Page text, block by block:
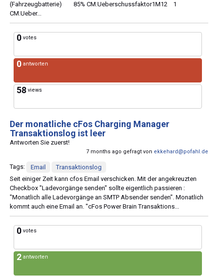
(Fahrzeugbatterie) 85% CM.Ueberschussfaktor1M12 1
CM.Ueber...
0 votes
0 antworten
58 views
Der monatliche cFos Charging Manager
Transaktionslog ist leer
Antworten Sie zuerst!
7 months ago gefragt von ekkehard@pofahl.de
Tags: Email
Transaktionslog
Seit einiger Zeit kann cfos Email verschicken. Mit der angekreuzten
Checkbox "Ladevorgänge senden" sollte eigentlich passieren :
"Monatlich alle Ladevorgänge an SMTP Absender senden". Monatlich
kommt auch eine Email an. "cFos Power Brain Transaktions...
0 votes
2 antworten